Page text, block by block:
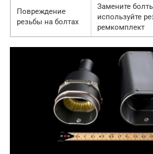
Повреждение
резьбы на болтах
Замените
используйте
ремкомплект